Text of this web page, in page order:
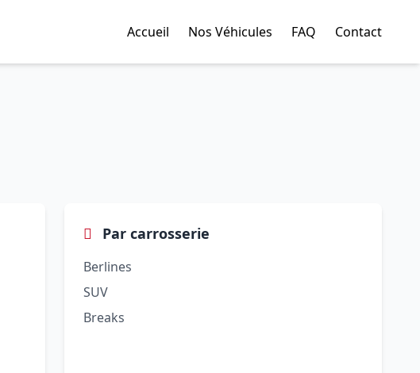
Accueil Nos Véhicules FAQ Contact
Par carrosserie
Berlines
SUV
Breaks